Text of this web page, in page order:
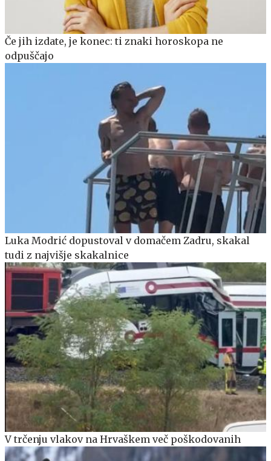
Če jih izdate, je konec: ti znaki horoskopa ne
odpuščajo
Luka Modrić dopustoval v domačem Zadru, skakal
tudi z najvišje skakalnice
V trčenju vlakov na Hrvaškem več poškodovanih